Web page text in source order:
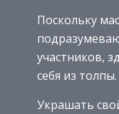
Поскольку
участников,
себя из толпы.
Украшать